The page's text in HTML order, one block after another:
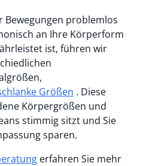
Bewegungen problemlos
an Ihre Körperform
ist, führen wir
Größen . Diese
Körpergrößen und
stimmig sitzt und Sie
sparen.